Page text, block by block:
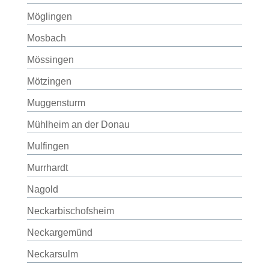
Möglingen
Mosbach
Mössingen
Mötzingen
Muggensturm
Mühlheim an der Donau
Mulfingen
Murrhardt
Nagold
Neckarbischofsheim
Neckargemünd
Neckarsulm